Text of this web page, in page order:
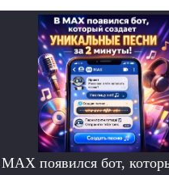
появился бот,